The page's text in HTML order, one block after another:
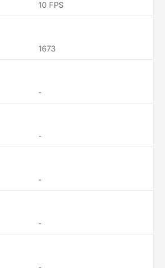
10 FPS
1673
-
-
-
-